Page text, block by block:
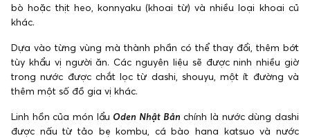
bò hoặc thịt heo, konnyaku (khoai từ) và nhiều loại khoai củ
khác.
Dựa vào từng vùng mà thành phần có thể thay đổi, thêm bớt
tùy khẩu vị người ăn. Các nguyên liệu sẽ được ninh nhiều giờ
trong nước được chắt lọc từ dashi, shouyu, một ít đường và
thêm một số đồ gia vị khác.
Linh hồn của món lẩu Oden Nhật Bản chính là nước dùng dashi
được nấu từ tảo bẹ kombu, cá bào hana katsuo và nước